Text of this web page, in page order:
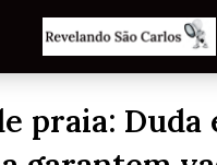
praia: Duda